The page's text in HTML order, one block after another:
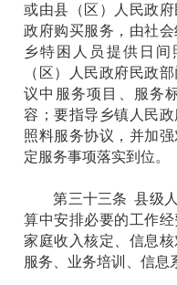
或由县（区）人民政
政府购买服务，由社
乡特困人员提供日
（区）人民政府民政
议中服务项目、服务
容；要指导乡镇人民
照料服务协议，并加
定服务事项落实到位。
第三十三条 县级人
算中安排必要的工作
家庭收入核定、信息
服务、业务培训、信息